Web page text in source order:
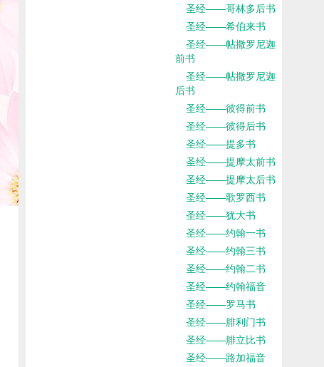
圣经——哥林多后书
圣经——希伯来书
圣经——帖撒罗尼迦
前书
圣经——帖撒罗尼迦
后书
圣经——彼得前书
圣经——彼得后书
圣经——提多书
圣经——提摩太前书
圣经——提摩太后书
圣经——歌罗西书
圣经——犹大书
圣经——约翰一书
圣经——约翰三书
圣经——约翰二书
圣经——约翰福音
圣经——罗马书
圣经——腓利门书
圣经——腓立比书
圣经——路加福音